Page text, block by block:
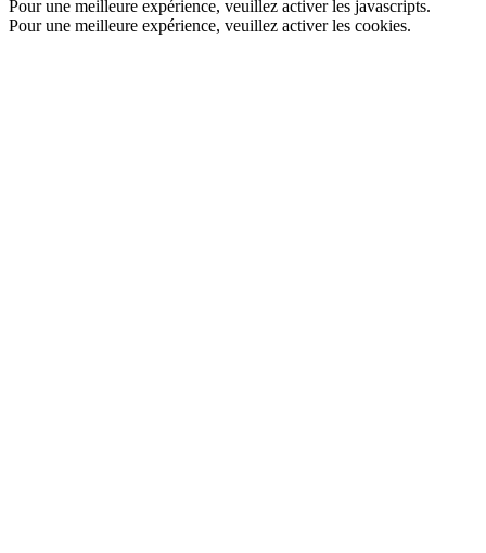
Pour une meilleure expérience, veuillez activer les javascripts.
Pour une meilleure expérience, veuillez activer les cookies.